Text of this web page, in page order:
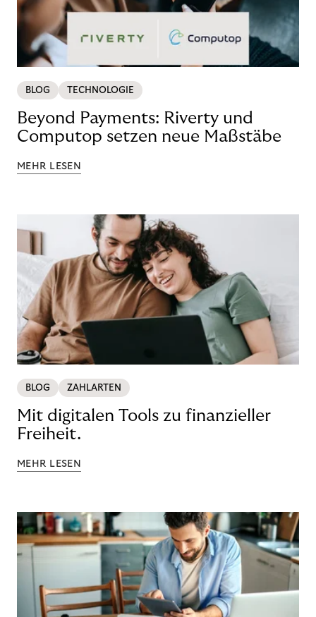
BLOG TECHNOLOGIE
Beyond Payments: Riverty und
Computop setzen neue Maßstäbe
MEHR LESEN
BLOG ZAHLARTEN
Mit digitalen Tools zu finanzieller
Freiheit.
MEHR LESEN